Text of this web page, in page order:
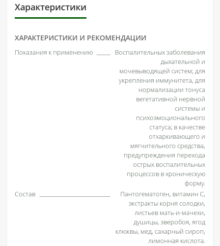
Характеристики
ХАРАКТЕРИСТИКИ И РЕКОМЕНДАЦИИ
Показания к применению
Воспалительных заболевания
дыхательной и
мочевыводящей систем; для
укрепления иммунитета, для
нормализации тонуса
вегетативной нервной
системы и
психоэмоционального
статуса; в качестве
отхаркивающего и
мягчительного средства,
предупреждения перехода
острых воспалительных
процессов в хроническую
форму.
Состав
Пантогематоген, витамин С,
экстракты корня солодки,
листьев мать-и­-мачехи,
душицы, зверобоя, ягод
клюквы, мед, сахарный сироп,
лимонная кислота.